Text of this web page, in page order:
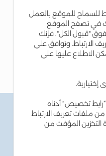
الشروط والاحكام
سياسة الخصوصية
سياسة ملفات تعريف الارتباط
للسماح للموقع بالعمل
في تصفح الموقع
"قبول الكل"، فإنك
الارتباط. وتوافق على
الاطلاع عليها على
إختيارية.
تخصيص” أدناه
ملفات تعريف الارتباط
المؤقت من